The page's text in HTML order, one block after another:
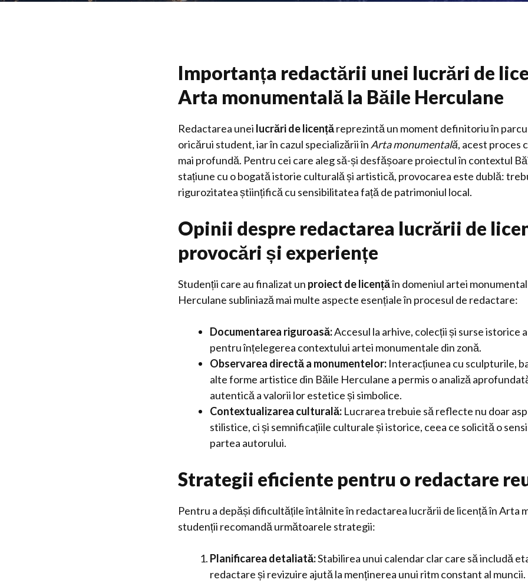
Importanța redactării unei lucrări de
Arta monumentală la Băile Herculane
Redactarea unei lucrări de licențăreprezintă un moment definitoriu în
oricărui student, iar în cazul specializării în Arta monumentală, acest proces
mai profundă. Pentru cei care aleg să-și desfășoare proiectul în contextul
stațiune cu o bogată istorie culturală și artistică, provocarea este dublă:
rigurozitatea științifică cu sensibilitatea față de patrimoniul local.
Opinii despre redactarea lucrării de
provocări și experiențe
Studenții care au finalizat un proiect de licențăîn domeniul artei
Herculane subliniază mai multe aspecte esențiale în procesul de redactare:
Documentarea riguroasă:Accesul la arhive, colecții și surse istorice
pentru înțelegerea contextului artei monumentale din zonă.
Observarea directă a monumentelor: Interacțiunea cu sculpturile,
alte forme artistice din Băile Herculane a permis o analiză
autentică a valorii lor estetice și simbolice.
Contextualizarea culturală: Lucrarea trebuie să reflecte nu doar
stilistice, ci și semnificațiile culturale și istorice, ceea ce solicită o
partea autorului.
Strategii eficiente pentru o redactare
Pentru a depăși dificultățile întâlnite în redactarea lucrării de licență în Arta
studenții recomandă următoarele strategii:
Planificarea detaliată:Stabilirea unui calendar clar care să includă
redactare și revizuire ajută la menținerea unui ritm constant al muncii.